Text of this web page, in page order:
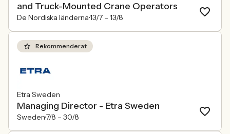
and Truck-Mounted Crane Operators
De Nordiska länderna13/7 – 13/8
Rekommenderat
Etra Sweden
Managing Director - Etra Sweden
Sweden7/8 – 30/8